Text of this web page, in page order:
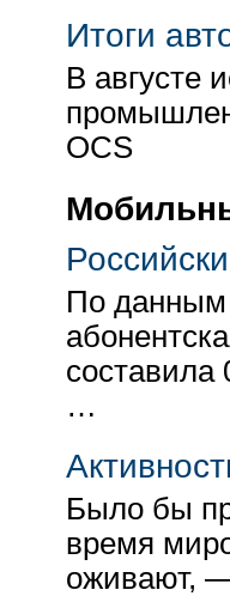
Итоги
В августе
OCS
По данным
составила
…
Было бы
время
оживают,